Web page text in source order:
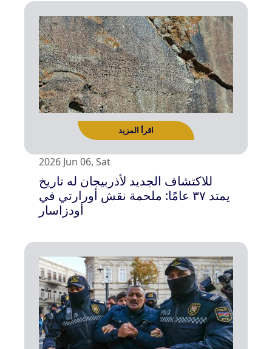
اقرأ المزيد
2026 Jun 06, Sat
للاكتشاف الجديد لأذربيجان له تاريخ
يمتد ۳۷ عامًا: ملحمة نقش أورارتي في
أودزاسار